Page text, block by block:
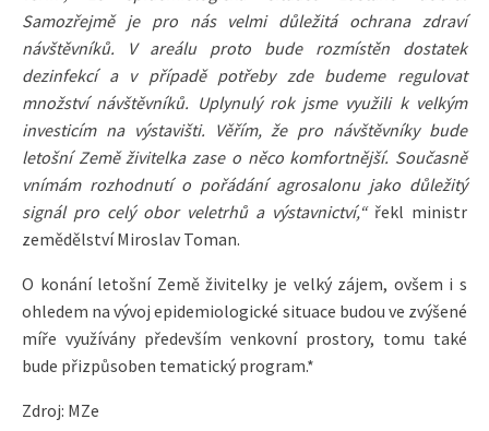
Samozřejmě je pro nás velmi důležitá ochrana zdraví
návštěvníků. V areálu proto bude rozmístěn dostatek
dezinfekcí a v případě potřeby zde budeme regulovat
množství návštěvníků. Uplynulý rok jsme využili k velkým
investicím na výstavišti. Věřím, že pro návštěvníky bude
letošní Země živitelka zase o něco komfortnější. Současně
vnímám rozhodnutí o pořádání agrosalonu jako důležitý
signál pro celý obor veletrhů a výstavnictví,“ řekl ministr
zemědělství Miroslav Toman.
O konání letošní Země živitelky je velký zájem, ovšem i s
ohledem na vývoj epidemiologické situace budou ve zvýšené
míře využívány především venkovní prostory, tomu také
bude přizpůsoben tematický program.*
Zdroj: MZe